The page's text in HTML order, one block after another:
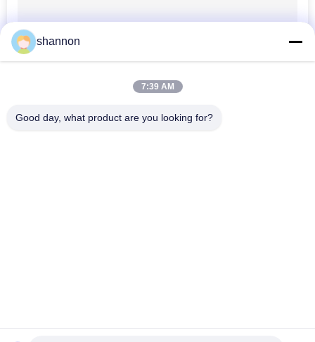
shannon
7:39 AM
Good day, what product are you looking for?